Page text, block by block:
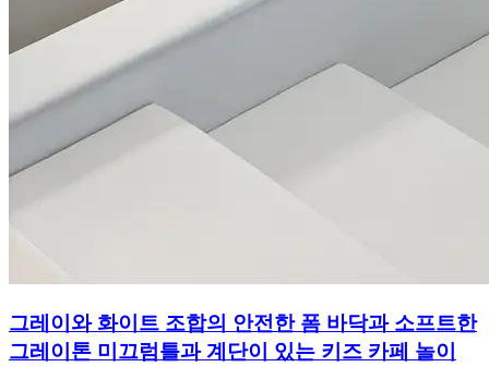
그레이와 화이트 조합의 안전한 폼 바닥과 소프트한
그레이톤 미끄럼틀과 계단이 있는 키즈 카페 놀이